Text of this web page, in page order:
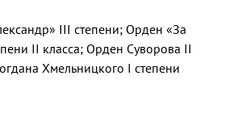
III степени; Орден «За
II класса; Орден Суворова II
Хмельницкого I степени